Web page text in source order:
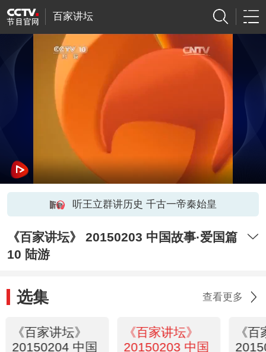
百家讲坛
听王立群讲历史 千古一帝秦始皇
《百家讲坛》 20150203 中国故事·爱国篇
10 陆游
选集 查看更多
《百家讲坛》
20150204 中国
《百家讲坛》
20150203 中国
《